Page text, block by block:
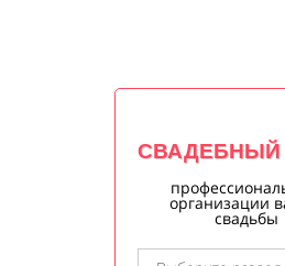
СВАДЕБНЫЙ
организации
свадьбы